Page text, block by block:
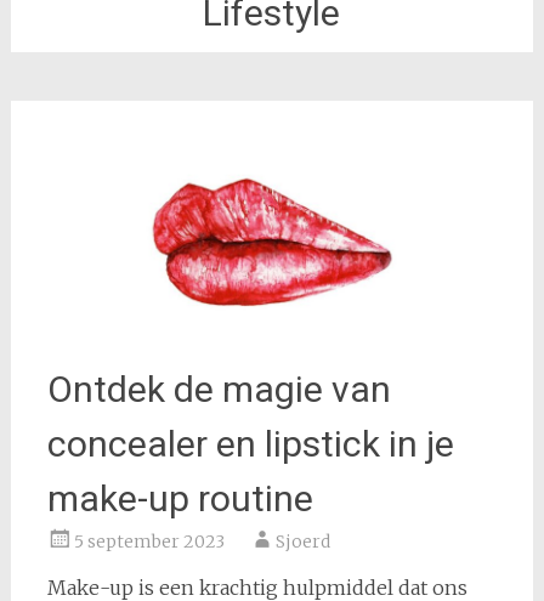
Lifestyle
Ontdek de magie van
concealer en lipstick in je
make-up routine
5 september 2023 Sjoerd
Make-up is een krachtig hulpmiddel dat ons